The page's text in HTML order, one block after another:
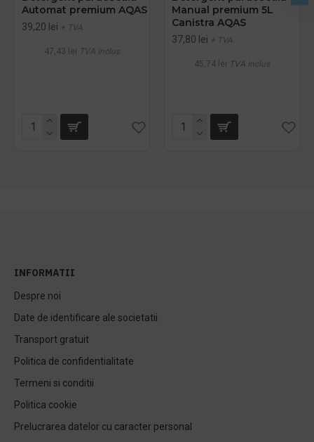
Automat premium AQAS
39,20 lei + TVA
47,43 lei TVA inclus
Manual premium 5L
Canistra AQAS
37,80 lei + TVA
45,74 lei TVA inclus
INFORMATII
Despre noi
Date de identificare ale societatii
Transport gratuit
Politica de confidentialitate
Termeni si conditii
Politica cookie
Prelucrarea datelor cu caracter personal